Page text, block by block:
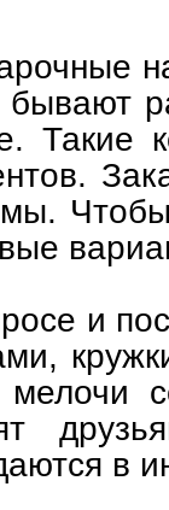
Такие
Чтобы
и
мелочи
в